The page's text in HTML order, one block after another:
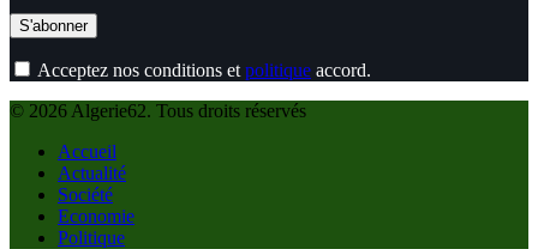
Acceptez nos conditions et politique accord.
© 2026 Algerie62. Tous droits réservés
Accueil
Actualité
Société
Economie
Politique